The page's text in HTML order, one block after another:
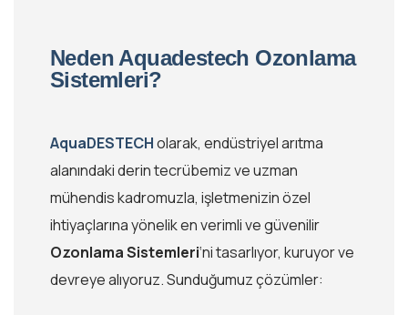
Neden Aquadestech Ozonlama
Sistemleri?
AquaDESTECHolarak, endüstriyel arıtma
alanındaki derin tecrübemiz ve uzman
mühendis kadromuzla, işletmenizin özel
ihtiyaçlarına yönelik en verimli ve güvenilir
Ozonlama Sistemleri‘ni tasarlıyor, kuruyor ve
devreye alıyoruz. Sunduğumuz çözümler: